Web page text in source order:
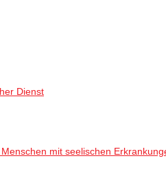
Dienst
mit seelischen